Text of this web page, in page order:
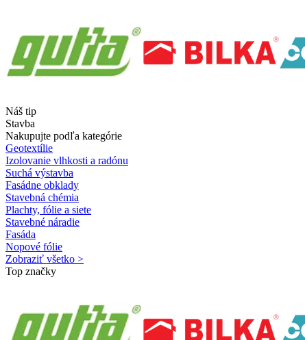
Náš tip
Stavba
Nakupujte podľa kategórie
Geotextílie
Izolovanie vlhkosti a radónu
Suchá výstavba
Fasádne obklady
Stavebná chémia
Plachty, fólie a siete
Stavebné náradie
Fasáda
Nopové fólie
Zobraziť všetko >
Top značky